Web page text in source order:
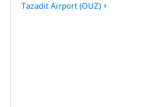
Tazadit Airport (OUZ)